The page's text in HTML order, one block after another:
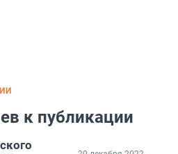
к публикации